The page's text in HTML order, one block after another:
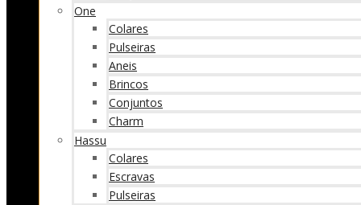
One
Colares
Pulseiras
Aneis
Brincos
Conjuntos
Charm
Hassu
Colares
Escravas
Pulseiras